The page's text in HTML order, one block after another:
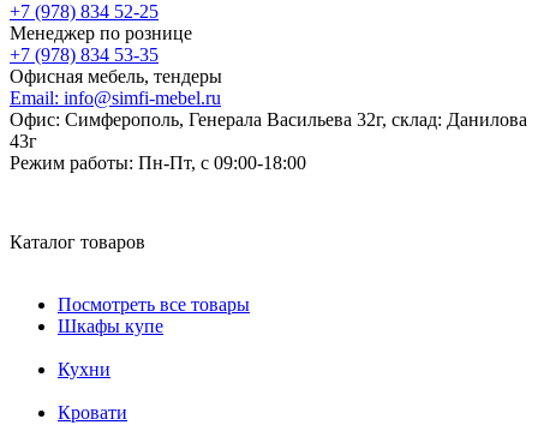
+7 (978) 834 52-25
Менеджер по рознице
+7 (978) 834 53-35
Офисная мебель, тендеры
Email: info@simfi-mebel.ru
Офис: Симферополь, Генерала Васильева 32г, склад: Данилова
43г
Режим работы: Пн-Пт, с 09:00-18:00
Каталог товаров
Посмотреть все товары
Шкафы купе
Кухни
Кровати